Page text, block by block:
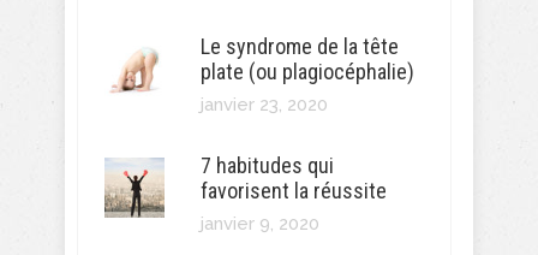
Le syndrome de la tête
plate (ou plagiocéphalie)
janvier 23, 2020
7 habitudes qui
favorisent la réussite
janvier 9, 2020